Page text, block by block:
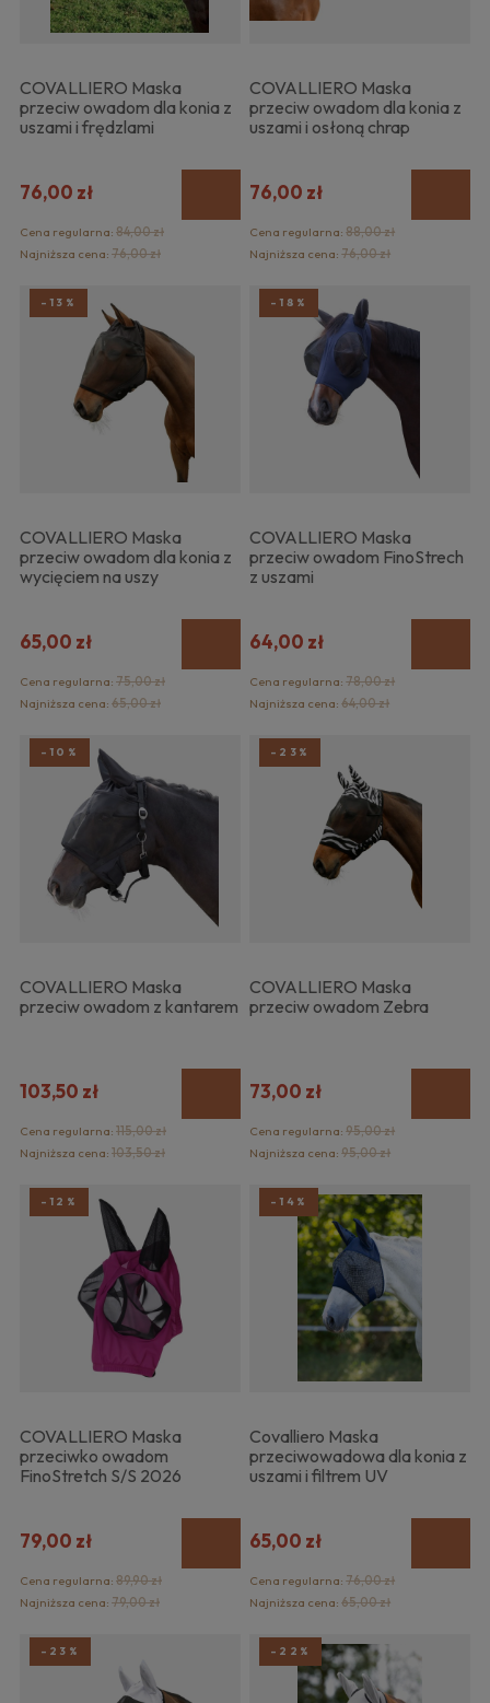
COVALLIERO Maska
przeciw owadom dla konia z
uszami i frędzlami
76,00 zł
Cena regularna: 84,00 zł
Najniższa cena: 76,00 zł
COVALLIERO Maska
przeciw owadom dla konia z
uszami i osłoną chrap
76,00 zł
Cena regularna:88,00 zł
Najniższa cena:76,00 zł
COVALLIERO Maska
przeciw owadom dla konia z
wycięciem na uszy
65,00 zł
Cena regularna: 75,00 zł
Najniższa cena: 65,00 zł
-13%
COVALLIERO Maska
przeciw owadom FinoStrech
z uszami
64,00 zł
Cena regularna:78,00 zł
Najniższa cena:64,00 zł
-18%
COVALLIERO Maska
przeciw owadom z kantarem
103,50 zł
Cena regularna: 115,00 zł
Najniższa cena: 103,50 zł
-10%
COVALLIERO Maska
przeciw owadom Zebra
73,00 zł
Cena regularna:95,00 zł
Najniższa cena:95,00 zł
-23%
COVALLIERO Maska
przeciwko owadom
FinoStretch S/S 2026
79,00 zł
Cena regularna: 89,90 zł
Najniższa cena: 79,00 zł
-12%
Covalliero Maska
przeciwowadowa dla konia z
uszami i filtrem UV
65,00 zł
Cena regularna:76,00 zł
Najniższa cena:65,00 zł
-14%
-23% -22%